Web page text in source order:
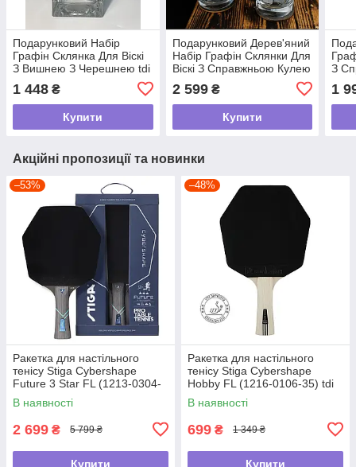
Подарунковий Набір
Графін Склянка Для Віскі
З Вишнею З Черешнею tdi
1 448 ₴
Купити
Подарунковий Дерев'яний
Набір Графін Склянки Для
Віскі З Справжньою Кулею
2 599₴
Купити
З
1
Акційні пропозиції та новинки
–53%
Ракетка для настільного
тенісу Stiga Cybershape
Future 3 Star FL (1213-0304-
35) tdi
В наявності
2 699 ₴ 5 799 ₴
Купити
–48%
Ракетка для настільного
тенісу Stiga Cybershape
Hobby FL (1216-0106-35) tdi
В наявності
699 ₴ 1 349 ₴
Купити